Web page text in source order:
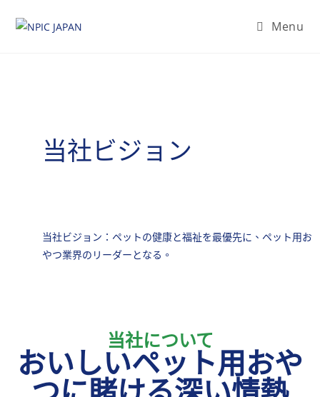
Menu
当社ビジョン
当社ビジョン：ペットの健康と福祉を最優先に、ペット用お
やつ業界のリーダーとなる。
当社について
おいしいペット用おや